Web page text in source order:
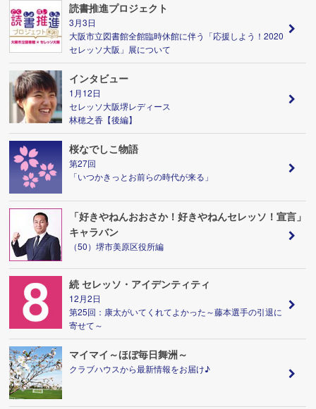
読書推進プロジェクト
3月3日
大阪市立図書館全館臨時休館に伴う「応援しよう！2020
セレッソ大阪」展について
インタビュー
1月12日
セレッソ大阪堺レディース
林穂之香【後編】
桜なでしこ物語
第27回
「いつかきっとお前らの時代が来る」
「好きやねんおおさか！好きやねんセレッソ！宣言」
キャラバン
（50）堺市美原区役所編
続 セレッソ・アイデンティティ
12月2日
第25回：康太がいてくれてよかった～藤本選手の引退に
寄せて～
マイマイ～ほぼ毎日舞洲～
クラブハウスから最新情報をお届け♪